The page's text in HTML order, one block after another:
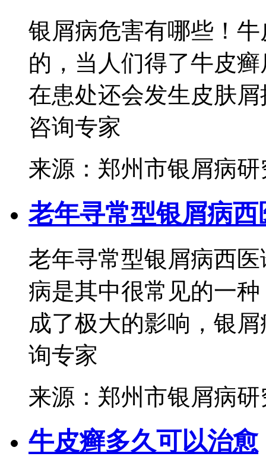
银屑病危害有哪些！
的，当人们得了牛皮
在患处还会发生皮肤
咨询专家
来源：郑州市银屑病
老年寻常型银屑病西
老年寻常型银屑病西
病是其中很常见的一
成了极大的影响，银
询专家
来源：郑州市银屑病
牛皮癣多久可以治愈